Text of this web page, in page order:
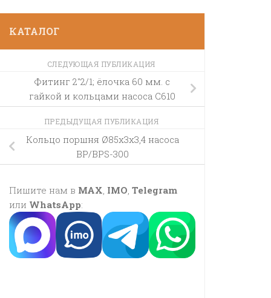
КАТАЛОГ
СЛЕДУЮЩАЯ ПУБЛИКАЦИЯ
Фитинг 2″2/1; ёлочка 60 мм. с
гайкой и кольцами насоса C610
ПРЕДЫДУЩАЯ ПУБЛИКАЦИЯ
Кольцо поршня Ø85х3х3,4 насоса
BP/BPS-300
Пишите нам в MAX IMO Telegram
или WhatsApp: